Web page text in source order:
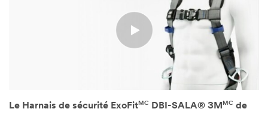
Le Harnais de sécurité ExoFitMC DBI-SALA® 3MMC de